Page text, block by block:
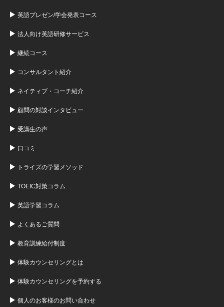
英語プレゼン/学会発表コース
法人向け英語研修サービス
継続コース
コンサルタント紹介
ネイティブ・コーチ紹介
顧問の対談インタビュー
受講生の声
口コミ
トライズの学習メソッド
TOEIC対策コラム
英語学習コラム
よくあるご質問
教育訓練給付制度
体験カウンセリングとは
体験カウンセリングを予約する
個人のお客様のお問い合わせ